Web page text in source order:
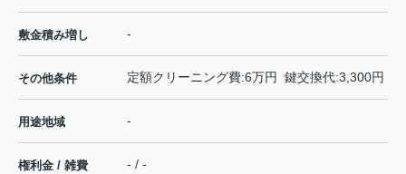
敷金積み増し -
その他条件 定額クリーニング費:6万円 鍵交換代:3,300円
用途地域 -
権利金 / 雑費 - / -